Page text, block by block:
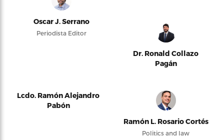
Oscar J. Serrano
Periodista Editor
Dr. Ronald Collazo
Pagán
Lcdo. Ramón Alejandro
Pabón
Ramón L. Rosario Cortés
Politics and law